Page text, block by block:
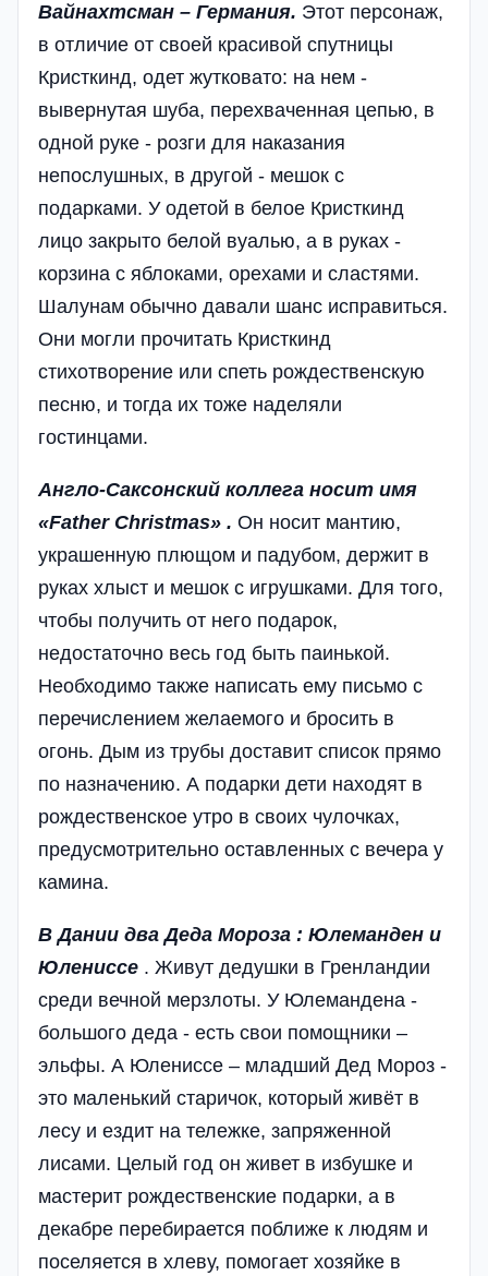
Вайнахтсман – Германия. Этот персонаж,
в отличие от своей красивой спутницы
Кристкинд, одет жутковато: на нем -
вывернутая шуба, перехваченная цепью, в
одной руке - розги для наказания
непослушных, в другой - мешок с
подарками. У одетой в белое Кристкинд
лицо закрыто белой вуалью, а в руках -
корзина с яблоками, орехами и сластями.
Шалунам обычно давали шанс исправиться.
Они могли прочитать Кристкинд
стихотворение или спеть рождественскую
песню, и тогда их тоже наделяли
гостинцами.
Англо-Саксонский коллега носит имя
«Father Christmas» . Он носит мантию,
украшенную плющом и падубом, держит в
руках хлыст и мешок с игрушками. Для того,
чтобы получить от него подарок,
недостаточно весь год быть паинькой.
Необходимо также написать ему письмо с
перечислением желаемого и бросить в
огонь. Дым из трубы доставит список прямо
по назначению. А подарки дети находят в
рождественское утро в своих чулочках,
предусмотрительно оставленных с вечера у
камина.
В Дании два Деда Мороза : Юлеманден и
Юлениссе . Живут дедушки в Гренландии
среди вечной мерзлоты. У Юлемандена -
большого деда - есть свои помощники –
эльфы. А Юлениссе – младший Дед Мороз -
это маленький старичок, который живёт в
лесу и ездит на тележке, запряженной
лисами. Целый год он живет в избушке и
мастерит рождественские подарки, а в
декабре перебирается поближе к людям и
поселяется в хлеву, помогает хозяйке в